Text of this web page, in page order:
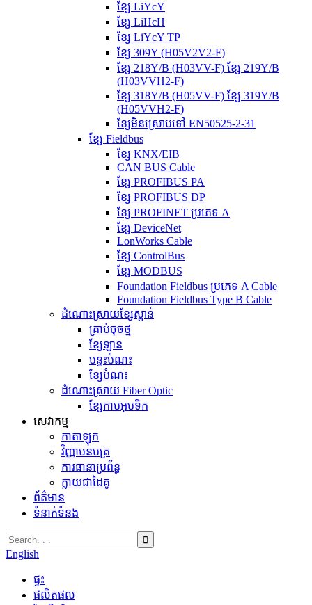
ខ្សែ LiYcY
ខ្សែ LiHcH
ខ្សែ LiYcY TP
ខ្សែ 309Y (H05V2V2-F)
ខ្សែ 218Y/B (H03VV-F) ខ្សែ 219Y/B
(H03VVH2-F)
ខ្សែ 318Y/B (H05VV-F) ខ្សែ 319Y/B
(H05VVH2-F)
ខ្សែមិនស្រោបទៅ EN50525-2-31
ខ្សែ Fieldbus
ខ្សែ KNX/EIB
CAN BUS Cable
ខ្សែ PROFIBUS PA
ខ្សែ PROFIBUS DP
ខ្សែ PROFINET ប្រភេទ A
ខ្សែ DeviceNet
LonWorks Cable
ខ្សែ ControlBus
ខ្សែ MODBUS
Foundation Fieldbus ប្រភេទ A Cable
Foundation Fieldbus Type B Cable
ដំណោះស្រាយខ្សែស្ពាន់
គ្រាប់ចុចថ្ម
ខ្សែឡាន
បន្ទះបំណះ
ខ្សែបំណះ
ដំណោះស្រាយ Fiber Optic
ខ្សែកាបអុបទិក
សេវាកម្ម
កាតាឡុក
វិញ្ញាបនបត្រ
ការធានាប្រព័ន្ធ
ក្លាយជាដៃគូ
ព័ត៌មាន
ទំនាក់ទំនង
English
ផ្ទះ
ផលិតផល